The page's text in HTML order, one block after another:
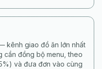
kênh giao đồ ăn lớn nhất
cần đồng bộ menu, theo
và đưa đơn vào cùng